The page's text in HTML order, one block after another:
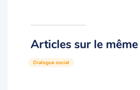
Articles sur le
Dialogue social